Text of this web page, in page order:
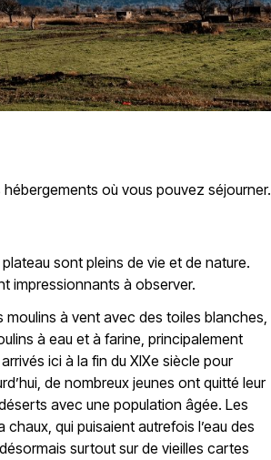
où vous pouvez séjourner.
sont pleins de vie et de nature.
impressionnants à observer.
à vent avec des toiles blanches,
à eau et à farine, principalement
ici à la fin du XIXe siècle pour
de nombreux jeunes ont quitté leur
avec une population âgée. Les
qui puisaient autrefois l’eau des
surtout sur de vieilles cartes